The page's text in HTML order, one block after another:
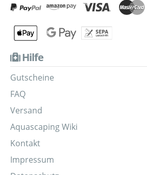
Hilfe
Gutscheine
FAQ
Versand
Aquascaping Wiki
Kontakt
Impressum